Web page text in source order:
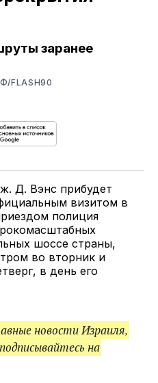
заранее
FLASH90
Д. Вэнс прибудет
визитом в
полиция
шоссе страны,
во вторник и
в день его
новости Израиля,
на